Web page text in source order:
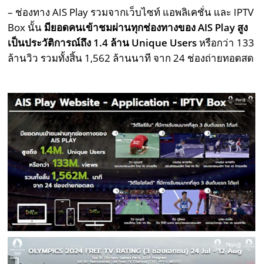
– ช่องทาง AIS Play รวมจากเว็บไซท์ แอพลิเคชั่น และ IPTV
Box นั้น มียอดคนเข้าชมผ่านทุกช่องทางของAIS Play สูง
เป็นประวัติการณ์ถึง 1.4 ล้าน Unique Users หรือกว่า 133
ล้านวิว รวมทั้งสิ้น 1,562 ล้านนาที จาก 24 ช่องถ่ายทอดสด